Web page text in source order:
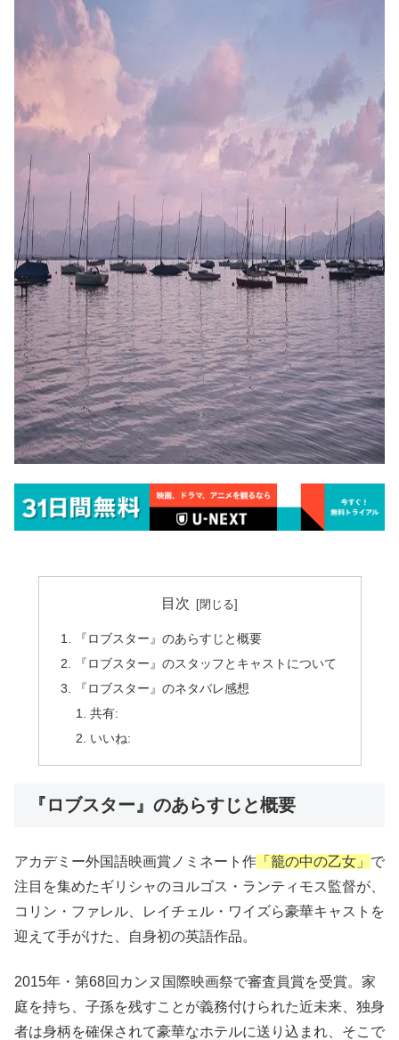
目次
『ロブスター』のあらすじと概要
『ロブスター』のスタッフとキャストについて
『ロブスター』のネタバレ感想
共有:
いいね:
『ロブスター』のあらすじと概要
アカデミー外国語映画賞ノミネート作 「籠の中の乙女」 で
注目を集めたギリシャのヨルゴス・ランティモス監督が、
コリン・ファレル、レイチェル・ワイズら豪華キャストを
迎えて手がけた、自身初の英語作品。
2015年・第68回カンヌ国際映画祭で審査員賞を受賞。家
庭を持ち、子孫を残すことが義務付けられた近未来、独身
者は身柄を確保されて豪華なホテルに送り込まれ、そこで